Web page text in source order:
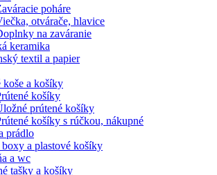
poháre
otvárače, hlavice
na zaváranie
keramika
textil a papier
koše a košíky
košíky
prútené košíky
košíky s rúčkou, nákupné
prádlo
a plastové košíky
a wc
tašky a košíky